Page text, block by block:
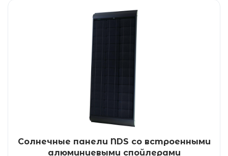
Солнечные панели NDS со встроенными
алюминиевыми спойлерами